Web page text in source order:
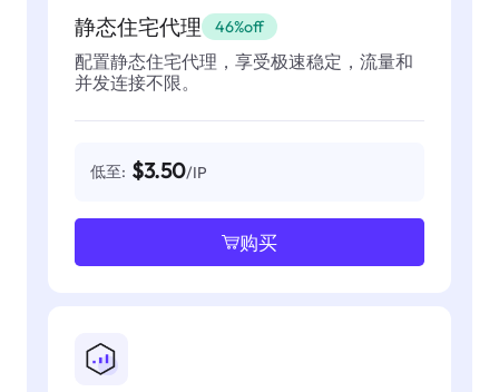
静态住宅代理 46%off
配置静态住宅代理，享受极速稳定，流量和
并发连接不限。
低至: $3.50/IP
购买